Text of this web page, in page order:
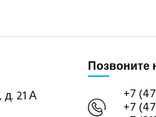
д. 21 А
Позвоните
+7
+7